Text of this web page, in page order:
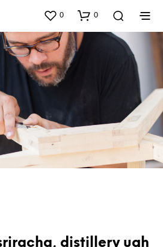
0 0
distillery ugh